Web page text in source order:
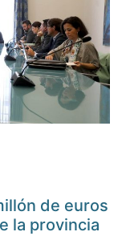
de euros
la provincia